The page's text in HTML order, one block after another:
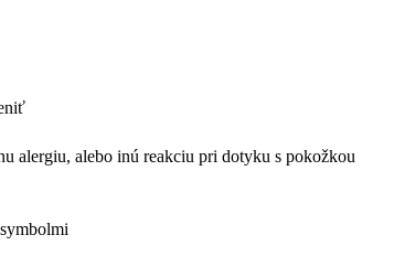
alergiu, alebo inú reakciu pri dotyku s pokožkou